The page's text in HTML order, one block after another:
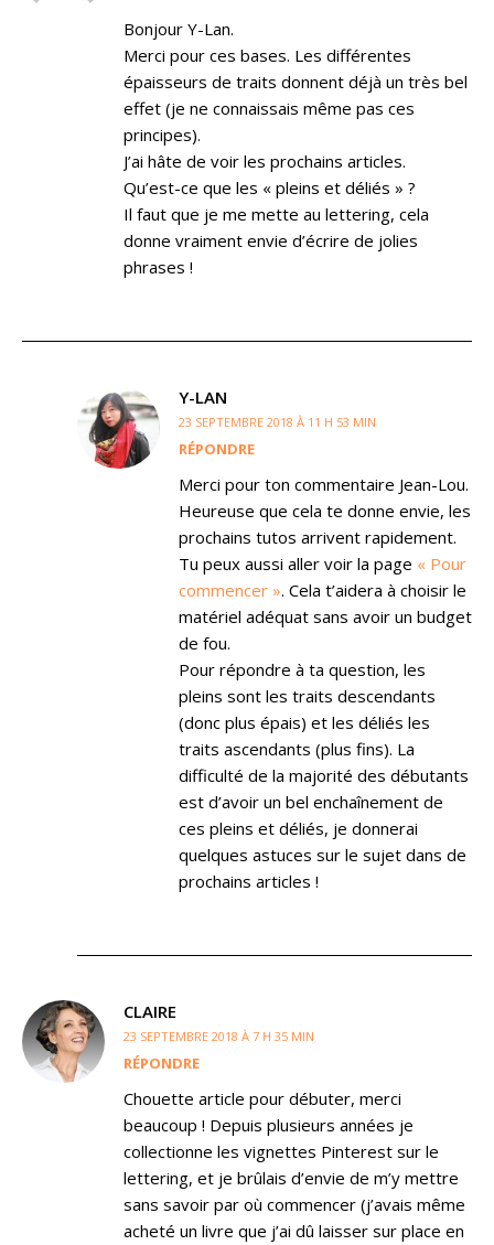
Bonjour Y-Lan.
Merci pour ces bases. Les différentes
épaisseurs de traits donnent déjà un très bel
effet (je ne connaissais même pas ces
principes).
J’ai hâte de voir les prochains articles.
Qu’est-ce que les « pleins et déliés » ?
Il faut que je me mette au lettering, cela
donne vraiment envie d’écrire de jolies
phrases !
Y-LAN
23 SEPTEMBRE 2018 À 11 H 53 MIN
RÉPONDRE
Merci pour ton commentaire Jean-Lou.
Heureuse que cela te donne envie, les
prochains tutos arrivent rapidement.
Tu peux aussi aller voir la page « Pour
commencer ». Cela t’aidera à choisir le
matériel adéquat sans avoir un budget
de fou.
Pour répondre à ta question, les
pleins sont les traits descendants
(donc plus épais) et les déliés les
traits ascendants (plus fins). La
difficulté de la majorité des débutants
est d’avoir un bel enchaînement de
ces pleins et déliés, je donnerai
quelques astuces sur le sujet dans de
prochains articles !
CLAIRE
23 SEPTEMBRE 2018 À 7 H 35 MIN
RÉPONDRE
Chouette article pour débuter, merci
beaucoup ! Depuis plusieurs années je
collectionne les vignettes Pinterest sur le
lettering, et je brûlais d’envie de m’y mettre
sans savoir par où commencer (j’avais même
acheté un livre que j’ai dû laisser sur place en